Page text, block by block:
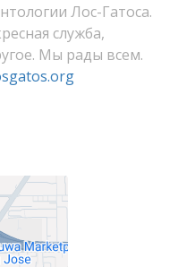
Лос-Гатоса.
служба,
Мы рады всем.